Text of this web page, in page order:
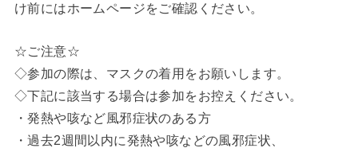
け前にはホームページをご確認ください。
☆ご注意☆
◇参加の際は、マスクの着用をお願いします。
◇下記に該当する場合は参加をお控えください。
・発熱や咳など風邪症状のある方
・過去2週間以内に発熱や咳などの風邪症状、